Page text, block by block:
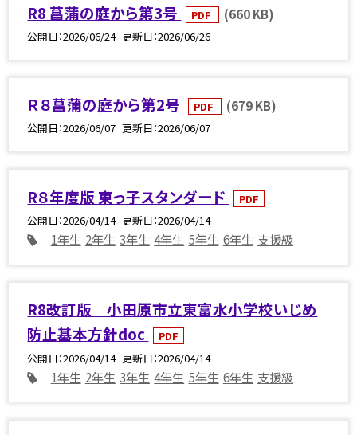
R8 菖蒲の庭から第3号 PDF (660 KB)
公開日 2026/06/24 更新日 2026/06/26
Ｒ８菖蒲の庭から第2号 PDF (679 KB)
公開日 2026/06/07 更新日 2026/06/07
R８年度版 東っ子スタンダード
PDF
公開日 2026/04/14 更新日 2026/04/14
1年生 2年生 3年生 4年生 5年生 6年生 支援級
R8改訂版 小田原市立東富水小学校いじめ
防止基本方針doc
PDF
公開日 2026/04/14 更新日 2026/04/14
1年生 2年生 3年生 4年生 5年生 6年生 支援級